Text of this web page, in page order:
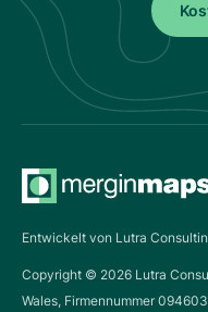
Entwickelt von Lutra
Copyright © 2026 Lutra
Wales, Firmennummer